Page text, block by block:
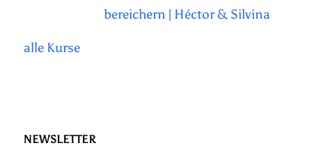
bereichern | Héctor & Silvina
alle Kurse
NEWSLETTER